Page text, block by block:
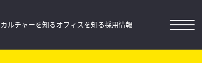
カルチャーを知るオフィスを知る採用情報